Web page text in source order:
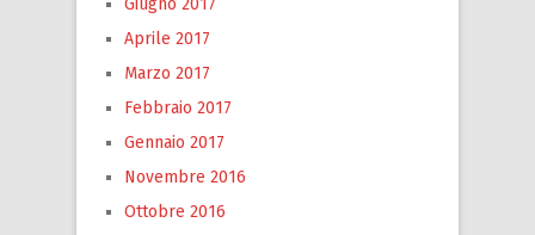
Giugno 2017
Aprile 2017
Marzo 2017
Febbraio 2017
Gennaio 2017
Novembre 2016
Ottobre 2016